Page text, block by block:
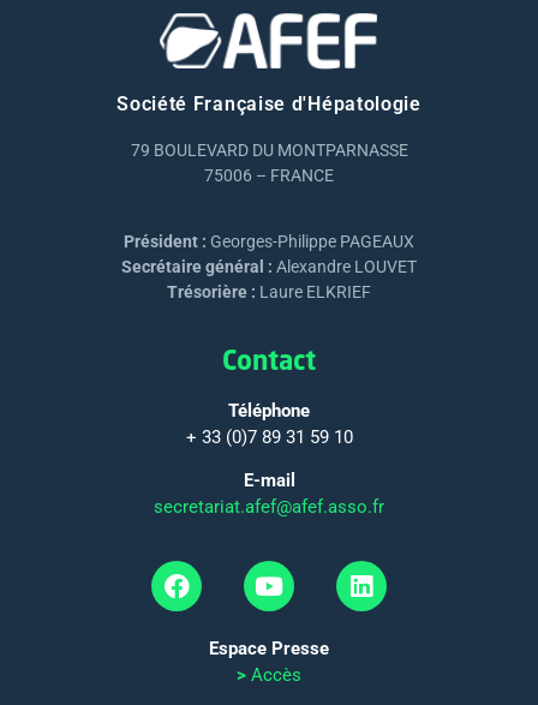
Société Française d'Hépatologie
79 BOULEVARD DU MONTPARNASSE
75006 – FRANCE
Président : Georges-Philippe PAGEAUX
Secrétaire général : Alexandre LOUVET
Trésorière : Laure ELKRIEF
Contact
Téléphone
+ 33 (0)7 89 31 59 10
E-mail
secretariat.afef@afef.asso.fr
Espace Presse
> Accès